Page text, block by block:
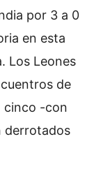
por 3 a 0
en esta
Los Leones
de
cinco -con
derrotados